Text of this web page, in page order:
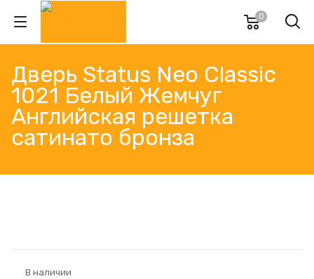
0
Дверь Status Neo Classic
1021 Белый Жемчуг
Английская решетка
сатинато бронза
В наличии